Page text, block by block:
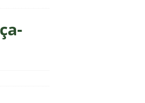
2026
da Copa